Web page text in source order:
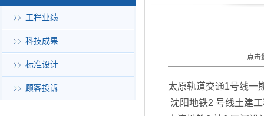
工程业绩
科技成果
标准设计
顾客投诉
点
太原轨道交通1号线一
沈阳地铁2 号线土建